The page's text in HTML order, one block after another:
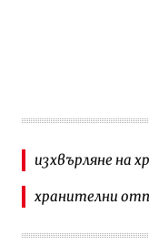
изхвърляне на
хранителни